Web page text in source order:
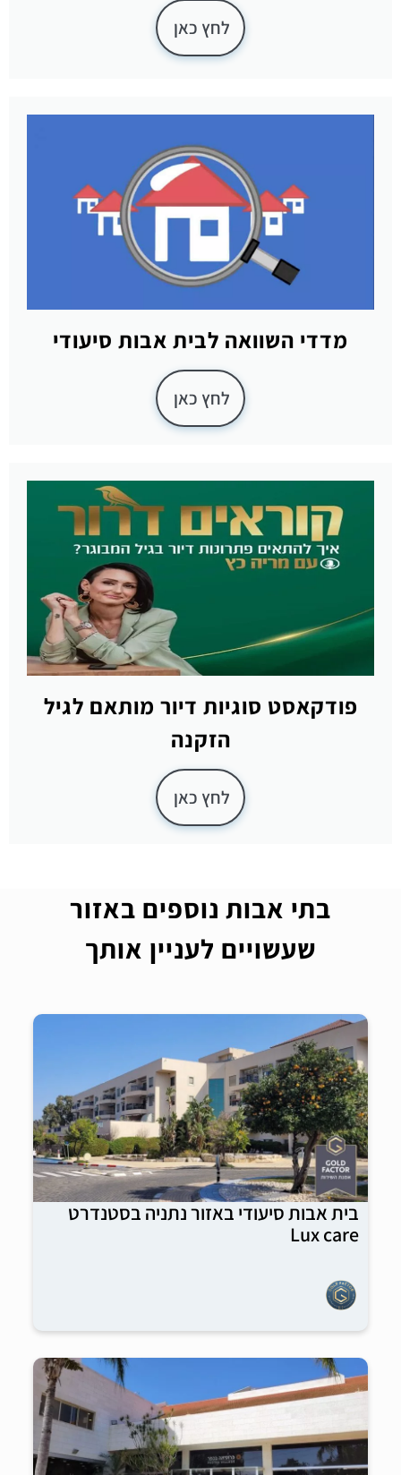
לחץ כאן
מדדי השוואה לבית אבות סיעודי
לחץ כאן
פודקאסט סוגיות דיור מותאם לגיל
הזקנה
לחץ כאן
בתי אבות נוספים באזור
שעשויים לעניין אותך
בית אבות סיעודי באזור נתניה בסטנדרט
Lux care